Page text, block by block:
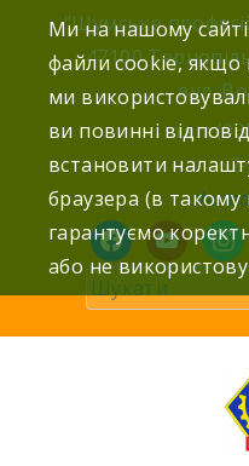
content
“Шумське
47100
вул.
тел:
facebookyoutube
Ми на нашому
файли cookie, якщо
ми
ви повинні
встановити
браузера (в
гарантуємо
або не